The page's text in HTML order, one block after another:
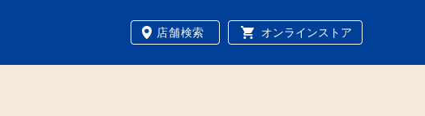
店舗検索 オンラインストア